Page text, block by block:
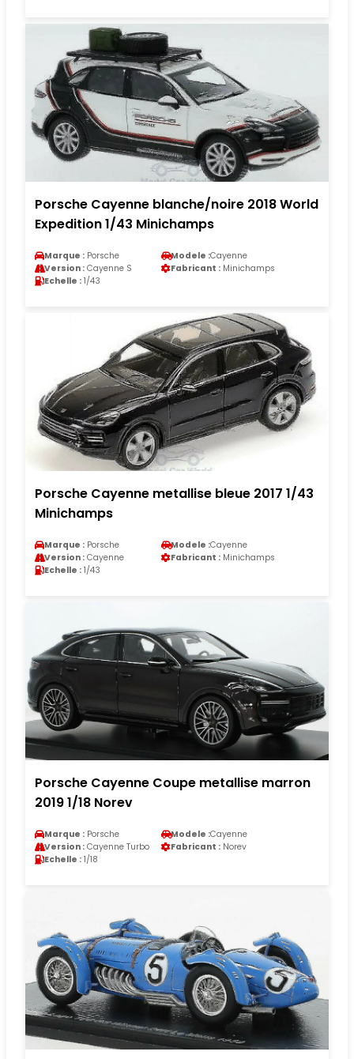
Porsche Cayenne blanche/noire 2018 World
Expedition 1/43 Minichamps
Marque : Porsche Modele :Cayenne
Version : Cayenne S Fabricant : Minichamps
Echelle : 1/43
Porsche Cayenne metallise bleue 2017 1/43
Minichamps
Marque : Porsche Modele :Cayenne
Version : Cayenne Fabricant : Minichamps
Echelle : 1/43
Porsche Cayenne Coupe metallise marron
2019 1/18 Norev
Marque : Porsche Modele :Cayenne
Version : Cayenne Turbo Fabricant : Norev
Echelle : 1/18